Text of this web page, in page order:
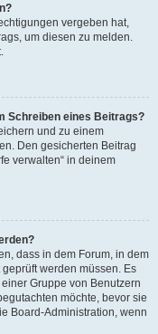
vergeben hat,
um diesen zu melden.
Schreiben eines Beitrags?
und zu einem
Den gesicherten Beitrag
verwalten“ in deinem
dass in dem Forum, in dem
werden müssen. Es
Gruppe von Benutzern
möchte, bevor sie
Board-Administration, wenn